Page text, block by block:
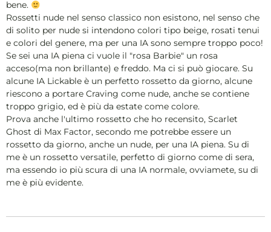
bene.
Rossetti nude nel senso classico non esistono, nel senso che
di solito per nude si intendono colori tipo beige, rosati tenui
e colori del genere, ma per una IA sono sempre troppo poco!
Se sei una IA piena ci vuole il "rosa Barbie" un rosa
acceso(ma non brillante) e freddo. Ma ci si può giocare. Su
alcune IA Lickable è un perfetto rossetto da giorno, alcune
riescono a portare Craving come nude, anche se contiene
troppo grigio, ed è più da estate come colore.
Prova anche l'ultimo rossetto che ho recensito, Scarlet
Ghost di Max Factor, secondo me potrebbe essere un
rossetto da giorno, anche un nude, per una IA piena. Su di
me è un rossetto versatile, perfetto di giorno come di sera,
ma essendo io più scura di una IA normale, ovviamete, su di
me è più evidente.